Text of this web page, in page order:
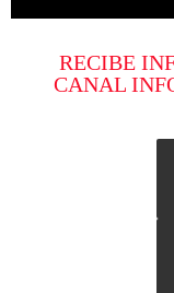
RECIBE
CANAL